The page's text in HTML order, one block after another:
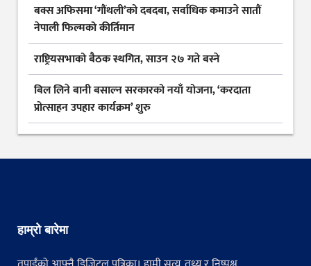
बक्स अफिसमा ‘गौंथली’को दबदबा, सर्वाधिक कमाउने सातौं
नेपाली फिल्मको कीर्तिमान
राष्ट्रियसभाको बैठक स्थगित, साउन २७ गते बस्ने
बिल लिने बानी बसाल्न सरकारको नयाँ योजना, ‘करदाता
प्रोत्साहन उपहार कार्यक्रम’ शुरु
हाम्रो बारेमा